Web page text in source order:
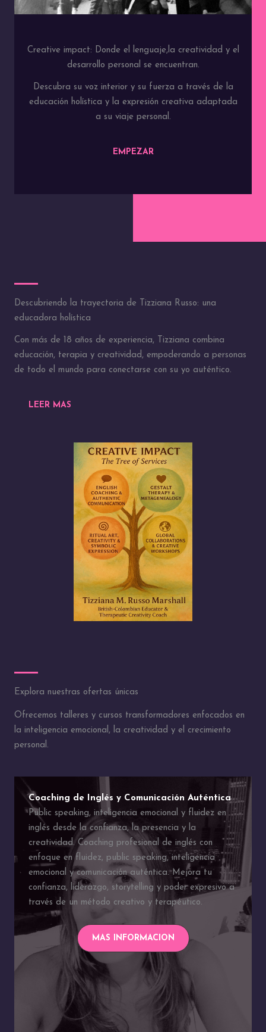
Creative impact: Donde el lenguaje,la creatividad y el
desarrollo personal se encuentran.
Descubra su voz interior y su fuerza a través de la
educación holística y la expresión creativa adaptada
a su viaje personal.
EMPEZAR
Descubriendo la trayectoria de Tizziana Russo: una
educadora holística
Con más de 18 años de experiencia, Tizziana combina
educación, terapia y creatividad, empoderando a personas
de todo el mundo para conectarse con su yo auténtico.
LEER MAS
Explora nuestras ofertas únicas
Ofrecemos talleres y cursos transformadores enfocados en
la inteligencia emocional, la creatividad y el crecimiento
personal.
Coaching de Inglés y Comunicación Auténtica
Public speaking, inteligencia emocional y fluidez en
inglés desde la confianza, la presencia y la
creatividad. Coaching profesional de inglés con
enfoque en fluidez, public speaking, inteligencia
emocional y comunicación auténtica. Mejora tu
confianza, liderazgo, storytelling y poder expresivo a
través de un método creativo y terapéutico.
MAS INFORMACION